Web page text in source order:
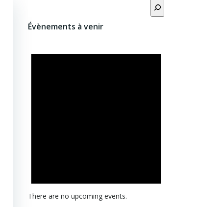
Évènements à venir
There are no upcoming events.